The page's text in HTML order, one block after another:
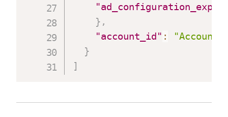
} ,
"account_id" :
}
]